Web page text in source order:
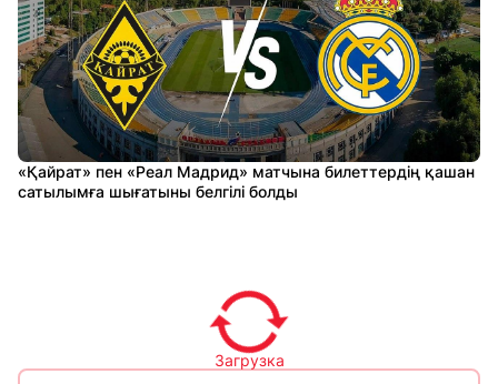
«Қайрат» пен «Реал Мадрид» матчына билеттердің қашан
сатылымға шығатыны белгілі болды
Загрузка